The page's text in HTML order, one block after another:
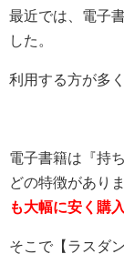
最近では、電子
した。
利用する方が多
電子書籍は『持
どの特徴があり
も大幅に安く購
そこで【ラスダ